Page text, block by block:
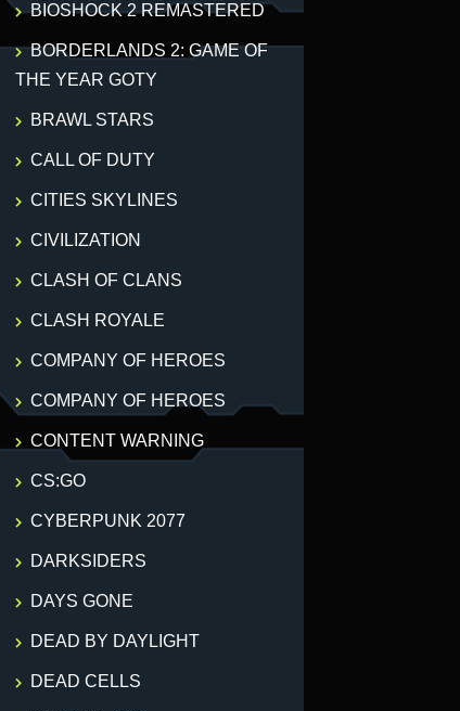
BIOSHOCK 2 REMASTERED
BORDERLANDS 2: GAME OF
THE YEAR GOTY
BRAWL STARS
CALL OF DUTY
CITIES SKYLINES
CIVILIZATION
CLASH OF CLANS
CLASH ROYALE
COMPANY OF HEROES
COMPANY OF HEROES
CONTENT WARNING
CS:GO
CYBERPUNK 2077
DARKSIDERS
DAYS GONE
DEAD BY DAYLIGHT
DEAD CELLS